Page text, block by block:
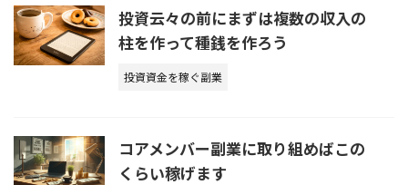
投資云々の前にまずは複数の収入の
柱を作って種銭を作ろう
投資資金を稼ぐ副業
コアメンバー副業に取り組めばこの
くらい稼げます